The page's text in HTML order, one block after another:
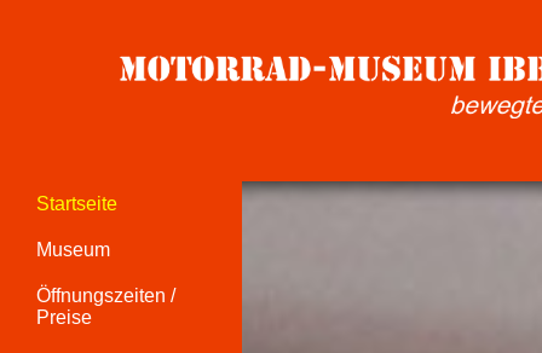
Startseite
Museum
Öffnungszeiten /
Preise